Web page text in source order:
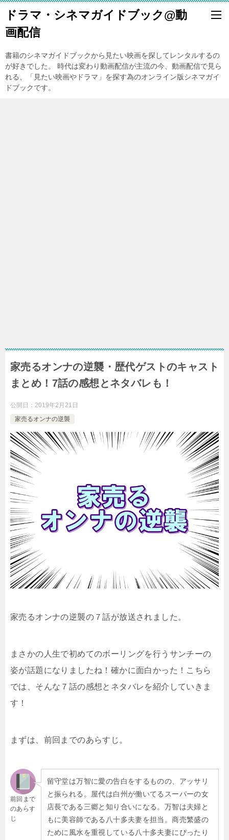
ドラマ・シネマガイドブック@動
画配信
書籍のシネマガイドブックから見たい映画を探してレンタルするの
が好きでした。 時代は変わり動画配信が主流の今、動画配信で見ら
れる、「見たい映画やドラマ」を探す為のオンライン版シネマガイ
ドブックです。
家売るオンナの逆襲・歴代ゲストのキャスト
まとめ！7話の感想とネタバレも！
公開日： 2019年2月21日
家売るオンナの逆襲
家売るオンナの逆襲の７話が放送されました。
まさかの人生で初めてのボーリングを行うサンチーの
姿が話題になりましたね！確かに面白かった！こちら
では、そんな７話の感想とネタバレを紹介していきま
す！
まずは、前回までのあらすじ。
前回まで
のあらす
じ
留守堂は万智に愛の告白をするものの、アッサリ
と振られる。屋代は白州が働いてるスーパーの女
店長である三郷と知り合いになる。万智は夫婦と
もに美容師である八十多夫妻を担当。商売繁盛の
ために風水を重視している八十多夫妻にぴったり